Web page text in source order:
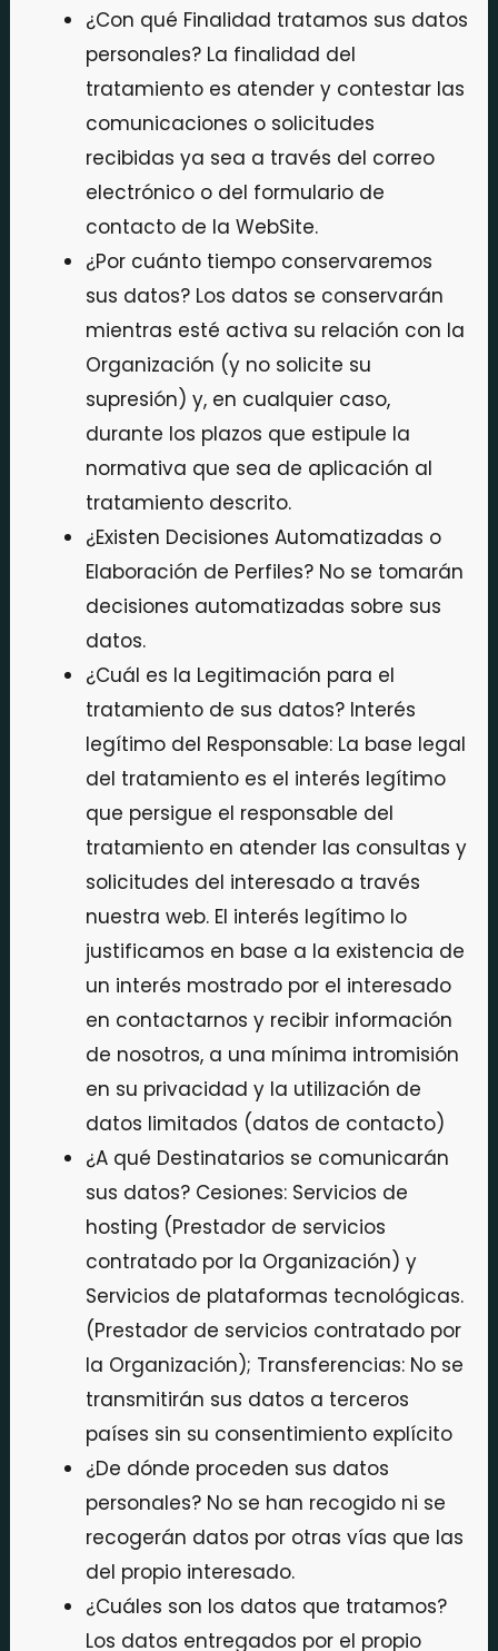
¿Con qué Finalidad tratamos sus datos
personales? La finalidad del
tratamiento es atender y contestar las
comunicaciones o solicitudes
recibidas ya sea a través del correo
electrónico o del formulario de
contacto de la WebSite.
¿Por cuánto tiempo conservaremos
sus datos? Los datos se conservarán
mientras esté activa su relación con la
Organización (y no solicite su
supresión) y, en cualquier caso,
durante los plazos que estipule la
normativa que sea de aplicación al
tratamiento descrito.
¿Existen Decisiones Automatizadas o
Elaboración de Perfiles? No se tomarán
decisiones automatizadas sobre sus
datos.
¿Cuál es la Legitimación para el
tratamiento de sus datos? Interés
legítimo del Responsable: La base legal
del tratamiento es el interés legítimo
que persigue el responsable del
tratamiento en atender las consultas y
solicitudes del interesado a través
nuestra web. El interés legítimo lo
justificamos en base a la existencia de
un interés mostrado por el interesado
en contactarnos y recibir información
de nosotros, a una mínima intromisión
en su privacidad y la utilización de
datos limitados (datos de contacto)
¿A qué Destinatarios se comunicarán
sus datos? Cesiones: Servicios de
hosting (Prestador de servicios
contratado por la Organización) y
Servicios de plataformas tecnológicas.
(Prestador de servicios contratado por
la Organización); Transferencias: No se
transmitirán sus datos a terceros
países sin su consentimiento explícito
¿De dónde proceden sus datos
personales? No se han recogido ni se
recogerán datos por otras vías que las
del propio interesado.
¿Cuáles son los datos que tratamos?
Los datos entregados por el propio